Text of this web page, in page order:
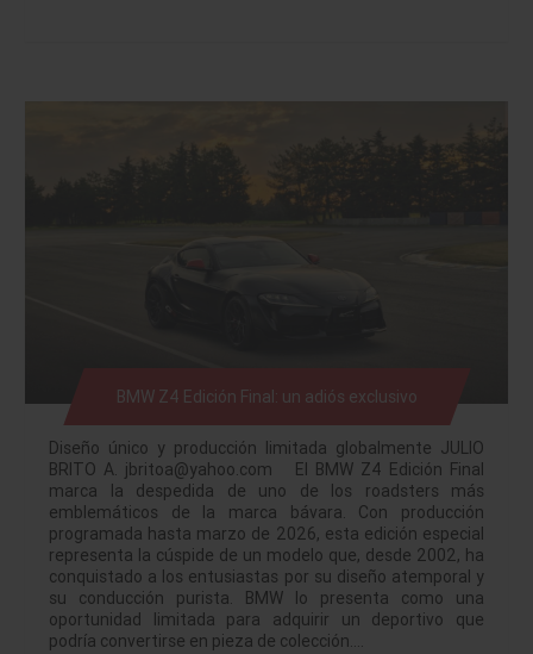
BMW Z4 Edición Final: un adiós exclusivo
Diseño único y producción limitada globalmente JULIO
BRITO A. jbritoa@yahoo.com El BMW Z4 Edición Final
marca la despedida de uno de los roadsters más
emblemáticos de la marca bávara. Con producción
programada hasta marzo de 2026, esta edición especial
representa la cúspide de un modelo que, desde 2002, ha
conquistado a los entusiastas por su diseño atemporal y
su conducción purista. BMW lo presenta como una
oportunidad limitada para adquirir un deportivo que
podría convertirse en pieza de colección.…